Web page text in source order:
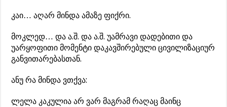
კაი… აღარ მინდა ამაზე ფიქრი.
მოკლედ… და ა.შ. და ა.შ. უამრავი დადებითი და
უარყოფითი მომენტი დაკავშირებული ცივილიზაციურ
განვითარებასთან.
ანუ რა მინდა ვთქვა:
ლელა კაკულია არ ვარ მაგრამ რაღაც მაინც